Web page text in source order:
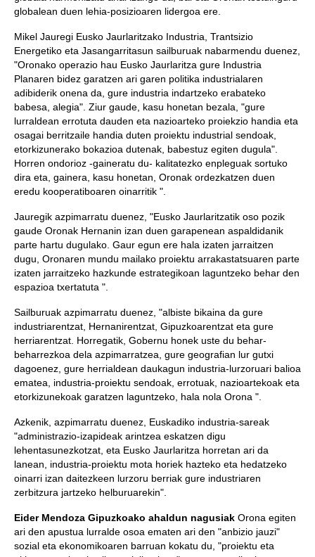
globalean duen lehia-posizioaren lidergoa ere.
Mikel Jauregi Eusko Jaurlaritzako Industria, Trantsizio
Energetiko eta Jasangarritasun sailburuak nabarmendu duenez,
"Oronako operazio hau Eusko Jaurlaritza gure Industria
Planaren bidez garatzen ari garen politika industrialaren
adibiderik onena da, gure industria indartzeko erabateko
babesa, alegia". Ziur gaude, kasu honetan bezala, "gure
lurraldean errotuta dauden eta nazioarteko proiekzio handia eta
osagai berritzaile handia duten proiektu industrial sendoak,
etorkizunerako bokazioa dutenak, babestuz egiten dugula".
Horren ondorioz -gaineratu du- kalitatezko enpleguak sortuko
dira eta, gainera, kasu honetan, Oronak ordezkatzen duen
eredu kooperatiboaren oinarritik ".
Jauregik azpimarratu duenez, "Eusko Jaurlaritzatik oso pozik
gaude Oronak Hernanin izan duen garapenean aspaldidanik
parte hartu dugulako. Gaur egun ere hala izaten jarraitzen
dugu, Oronaren mundu mailako proiektu arrakastatsuaren parte
izaten jarraitzeko hazkunde estrategikoan laguntzeko behar den
espazioa txertatuta ".
Sailburuak azpimarratu duenez, "albiste bikaina da gure
industriarentzat, Hernanirentzat, Gipuzkoarentzat eta gure
herriarentzat. Horregatik, Gobernu honek uste du behar-
beharrezkoa dela azpimarratzea, gure geografian lur gutxi
dagoenez, gure herrialdean daukagun industria-lurzoruari balioa
ematea, industria-proiektu sendoak, errotuak, nazioartekoak eta
etorkizunekoak garatzen laguntzeko, hala nola Orona ".
Azkenik, azpimarratu duenez, Euskadiko industria-sareak
"administrazio-izapideak arintzea eskatzen digu
lehentasunezkotzat, eta Eusko Jaurlaritza horretan ari da
lanean, industria-proiektu mota horiek hazteko eta hedatzeko
oinarri izan daitezkeen lurzoru berriak gure industriaren
zerbitzura jartzeko helburuarekin".
Eider Mendoza Gipuzkoako ahaldun nagusiak Orona egiten
ari den apustua lurralde osoa ematen ari den "anbizio jauzi"
sozial eta ekonomikoaren barruan kokatu du, "proiektu eta